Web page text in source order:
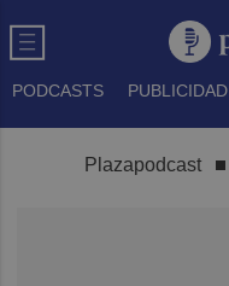
PODCASTS PUBLICIDAD
Plazapodcast